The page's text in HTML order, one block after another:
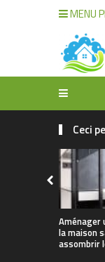
MENU
Ceci
Aménager
la maison
assombrir